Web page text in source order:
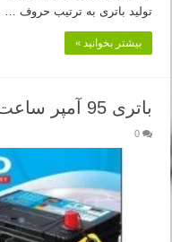
تولید باتری به ترتیب حروف …
بیشتر بخوانید »
باتری 95 آمپر ساعت دوو کره جنوبی
0